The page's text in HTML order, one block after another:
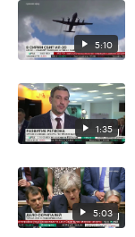
5:10
1:35
5:03